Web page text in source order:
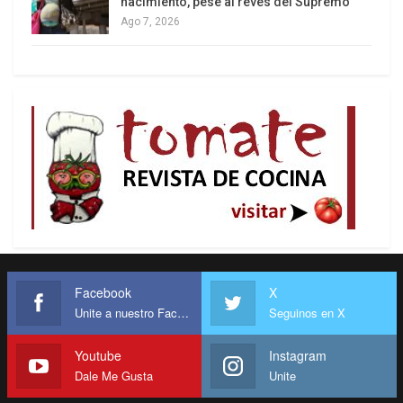
no termina con medio siglo de injusticia, de
agresividad continua iniciada con la invasión por
Playa Girón (Bahía de los Cochinos, que significó
una recordable derrota de mercenarios y tropas
estadounidenses), de sanciones ilegales contra
Cuba, mientras el mundo entero recibía abrazos
de solidaridad internacionalista desde La Habana.
Entre lo más destacable, el bloqueo económico y
comercial sigue vigente.
En los próximos 20 días, Obama puede demostrar
que va en serio. Hace casi un año, el presidente
estadounidense prorrogó por 365 días la
Ago 7, 2026
Facebook
Unite a nuestro Facebook
X
Seguinos en X
Youtube
Dale Me Gusta
Instagram
Unite